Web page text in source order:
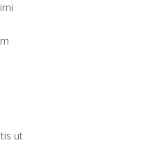
ut